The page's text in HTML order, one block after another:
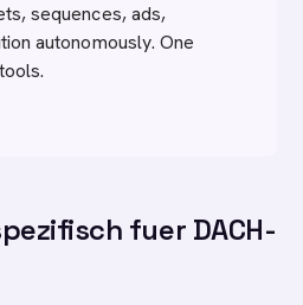
sequences, ads,
autonomously. One
fuer DACH-